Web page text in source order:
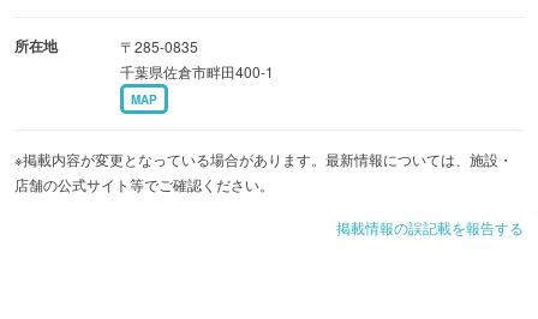
所在地
〒285-0835
千葉県佐倉市畔田400-1
MAP
※掲載内容が変更となっている場合があります。最新情報については、施設・
店舗の公式サイト等でご確認ください。
掲載情報の誤記載を報告する